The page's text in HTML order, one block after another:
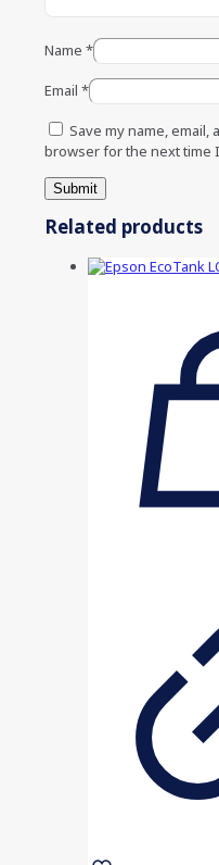
Name *
Email *
Save my name, email,
browser for the next time
Related products